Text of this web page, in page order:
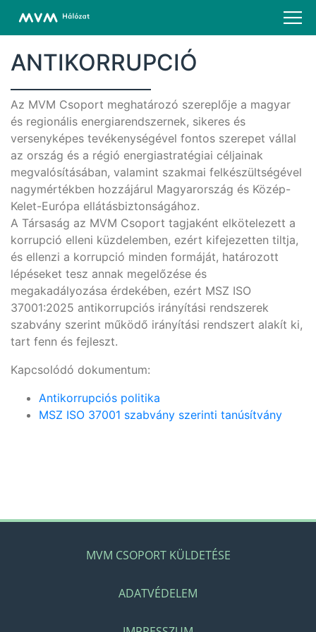
ANTIKORRUPCIÓ
Az MVM Csoport meghatározó szereplője a magyar
és regionális energiarendszernek, sikeres és
versenyképes tevékenységével fontos szerepet vállal
az ország és a régió energiastratégiai céljainak
megvalósításában, valamint szakmai felkészültségével
nagymértékben hozzájárul Magyarország és Közép-
Kelet-Európa ellátásbiztonságához.
A Társaság az MVM Csoport tagjaként elkötelezett a
korrupció elleni küzdelemben, ezért kifejezetten tiltja,
és ellenzi a korrupció minden formáját, határozott
lépéseket tesz annak megelőzése és
megakadályozása érdekében, ezért MSZ ISO
37001:2025 antikorrupciós irányítási rendszerek
szabvány szerint működő irányítási rendszert alakít ki,
tart fenn és fejleszt.
Kapcsolódó dokumentum:
Antikorrupciós politika
MSZ ISO 37001 szabvány szerinti tanúsítvány
MVM CSOPORT KÜLDETÉSE
ADATVÉDELEM